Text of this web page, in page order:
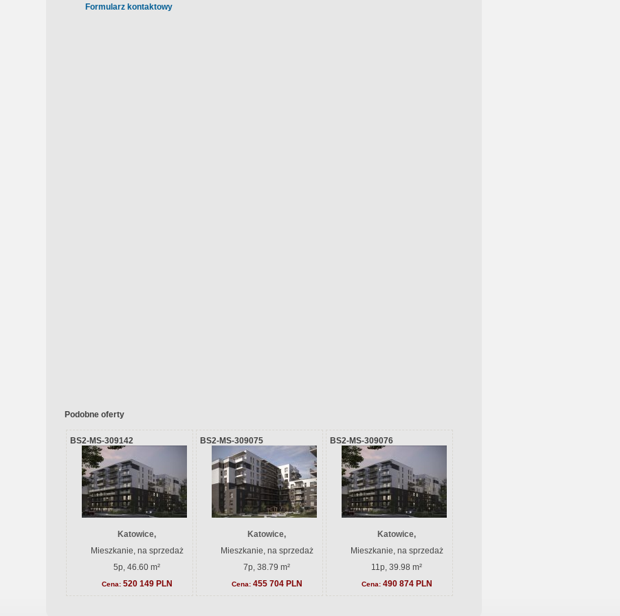
Formularz kontaktowy
Podobne oferty
BS2-MS-309142
Katowice,
Mieszkanie, na sprzedaż
5p, 46.60 m²
Cena: 520 149 PLN
BS2-MS-309075
Katowice,
Mieszkanie, na sprzedaż
7p, 38.79 m²
Cena: 455 704 PLN
BS2-MS-309076
Katowice,
Mieszkanie, na sprzedaż
11p, 39.98 m²
Cena: 490 874 PLN